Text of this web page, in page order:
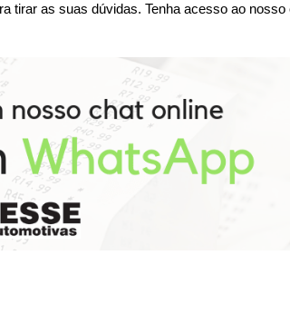
tirar as suas dúvidas. Tenha acesso ao